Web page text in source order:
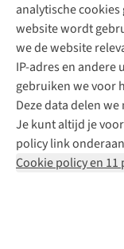
analytische
website wordt
we de website
IP-adres en andere
gebruiken we voor
Deze data delen
Je kunt altijd je
policy link
Cookie policy en 11